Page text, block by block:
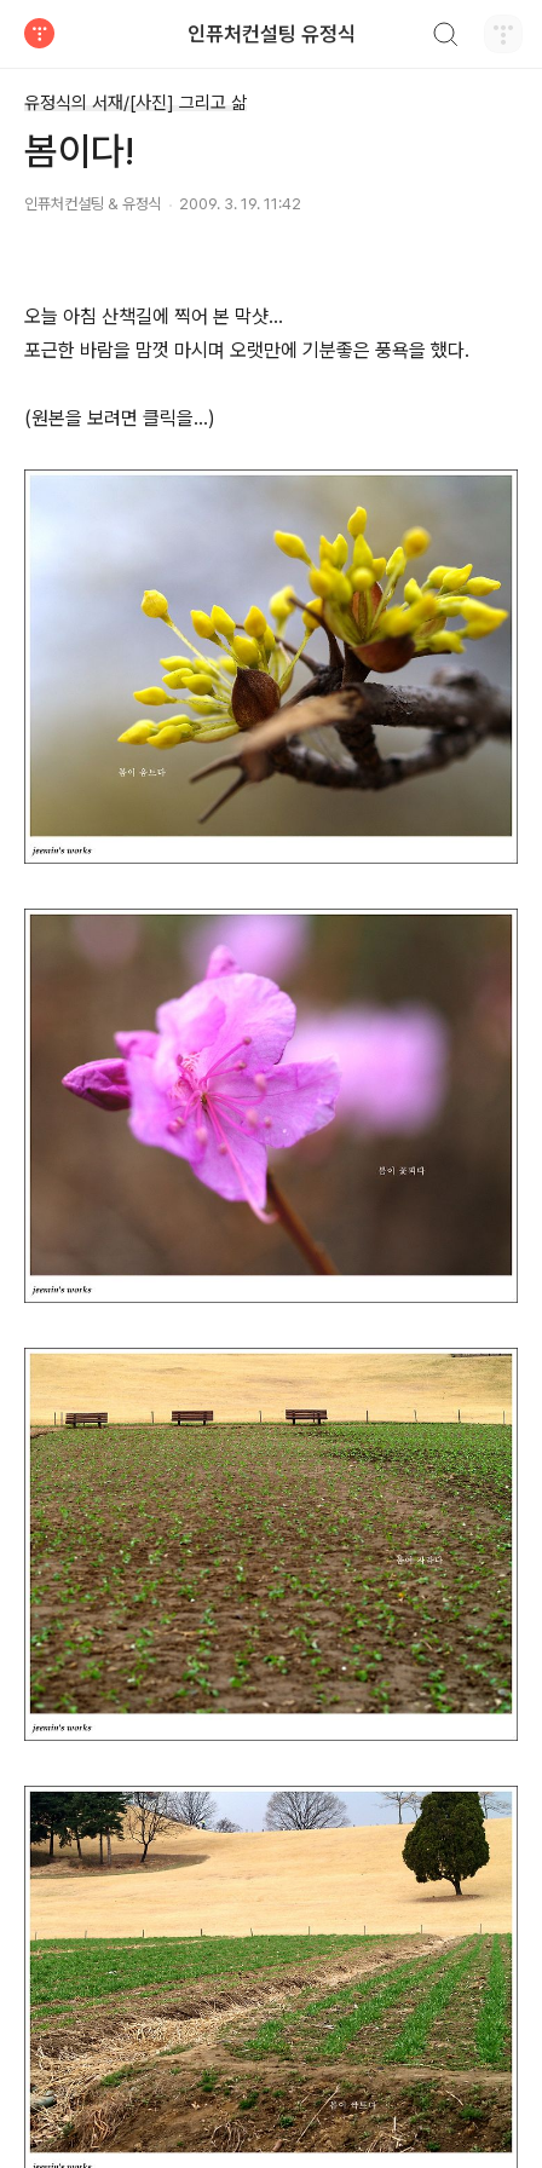
인퓨처컨설팅 유정식
유정식의 서재/[사진] 그리고 삶
봄이다!
인퓨처컨설팅 & 유정식 2009. 3. 19. 11:42
오늘 아침 산책길에 찍어 본 막샷...
포근한 바람을 맘껏 마시며 오랫만에 기분좋은 풍욕을 했다.
(원본을 보려면 클릭을...)